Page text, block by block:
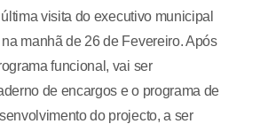
visita do executivo municipal
manhã de 26 de Fevereiro. Após
funcional, vai ser
de encargos e o programa de
do projecto, a ser